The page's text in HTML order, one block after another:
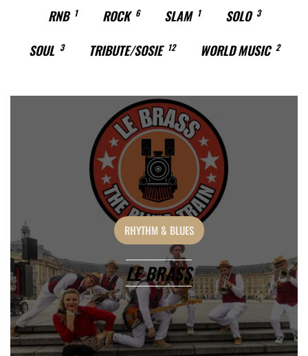
RNB 1 ROCK 6 SLAM 1 SOLO 3
SOUL 3 TRIBUTE/SOSIE 12 WORLD MUSIC 2
RHYTHM & BLUES
LE BRASS